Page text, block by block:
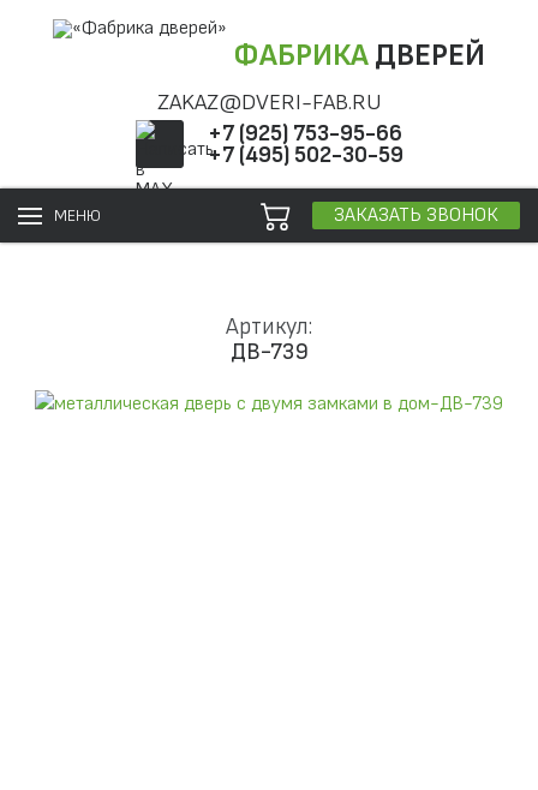
ФАБРИКАДВЕРЕЙ
ZAKAZ@DVERI-FAB.RU
+7 (925) 753-95-66
+7 (495) 502-30-59
МЕНЮ ЗАКАЗАТЬ ЗВОНОК
Артикул:
ДВ-739